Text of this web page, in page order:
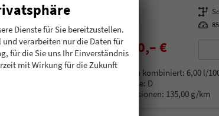
6-Gang
(116 PS)
Details
Getriebe
Kraftstoff
Leistung
23.490,– €
Verbrauch kombiniert: 6,00 l/
-Klasse: D
-Emissionen: 135,00 g/km
Dienste für Sie bereitzustellen.
verarbeiten nur die Daten für
für die Sie uns Ihr Einverständnis
mit Wirkung für die Zukunft